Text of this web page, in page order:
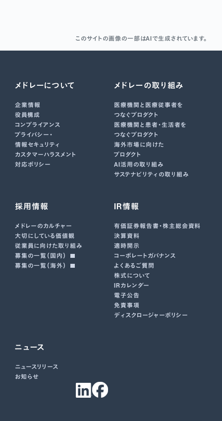
このサイトの画像の一部はAIで生成されています。
メドレーについて
企業情報
役員構成
コンプライアンス
プライバシー・
情報セキュリティ
カスタマーハラスメント
対応ポリシー
メドレーの取り組み
医療機関と医療従事者を
つなぐプロダクト
医療機関と患者・生活者を
つなぐプロダクト
海外市場に向けた
プロダクト
AI活用の取り組み
サステナビリティの取り組み
採用情報
メドレーのカルチャー
大切にしている価値観
従業員に向けた取り組み
募集の一覧（国内）
募集の一覧（海外）
IR情報
有価証券報告書･株主総会資料
決算資料
適時開示
コーポレートガバナンス
よくあるご質問
株式について
IRカレンダー
電子公告
免責事項
ディスクロージャーポリシー
ニュース
ニュースリリース
お知らせ